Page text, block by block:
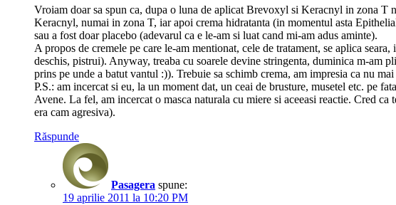
Vroiam doar sa spun ca, dupa o luna de aplicat Brevoxyl si Keracnyl in zona T
Keracnyl, numai in zona T, iar apoi crema hidratanta (in momentul asta
sau a fost doar placebo (adevarul ca e le-am si luat cand mi-am adus aminte).
A propos de cremele pe care le-am mentionat, cele de tratament, se aplica
deschis, pistrui). Anyway, treaba cu soarele devine stringenta, duminica m-am
prins pe unde a batut vantul :)). Trebuie sa schimb crema, am impresia ca nu
P.S.: am incercat si eu, la un moment dat, un ceai de brusture, musetel etc. pe
Avene. La fel, am incercat o masca naturala cu miere si aceeasi reactie. Cred
era cam agresiva).
Răspunde
Pasagera spune:
19 aprilie 2011 la 10:20 PM